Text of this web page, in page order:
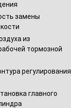
замены
из
тормозной
регулирования
главного